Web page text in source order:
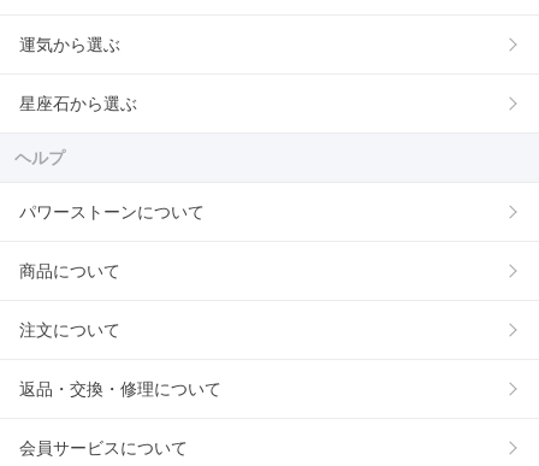
運気から選ぶ
星座石から選ぶ
ヘルプ
パワーストーンについて
商品について
注文について
返品・交換・修理について
会員サービスについて